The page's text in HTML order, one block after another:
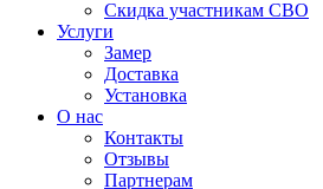
Скидка участникам СВО
Услуги
Замер
Доставка
Установка
О нас
Контакты
Отзывы
Партнерам